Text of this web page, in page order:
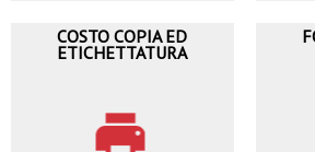
COSTO COPIA ED
ETICHETTATURA